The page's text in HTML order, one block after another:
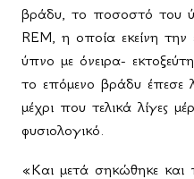
βράδυ, το ποσοστό του
REM, η οποία εκείνη
ύπνο με όνειρα-
το επόμενο βράδυ έπεσε
μέχρι που τελικά λίγες
φυσιολογικό.
«Και μετά σηκώθηκε και